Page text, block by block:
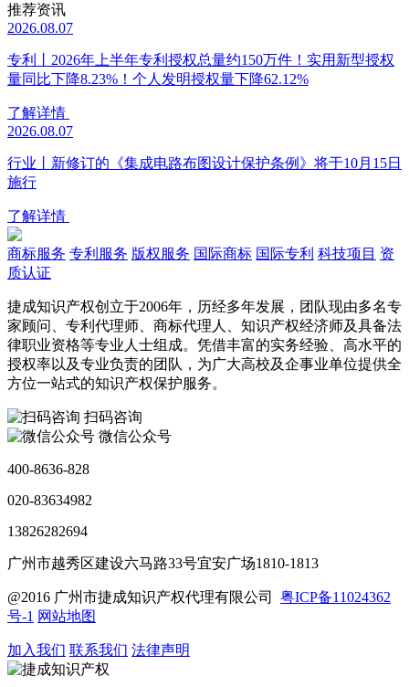
推荐资讯
2026.08.07
专利丨2026年上半年专利授权总量约150万件！实用新型授权
量同比下降8.23%！个人发明授权量下降62.12%
了解详情
2026.08.07
行业丨新修订的《集成电路布图设计保护条例》将于10月15日
施行
了解详情
商标服务 专利服务 版权服务 国际商标 国际专利 科技项目 资
质认证
捷成知识产权创立于2006年，历经多年发展，团队现由多名专
家顾问、专利代理师、商标代理人、知识产权经济师及具备法
律职业资格等专业人士组成。凭借丰富的实务经验、高水平的
授权率以及专业负责的团队，为广大高校及企事业单位提供全
方位一站式的知识产权保护服务。
扫码咨询
微信公众号
400-8636-828
020-83634982
13826282694
广州市越秀区建设六马路33号宜安广场1810-1813
@2016 广州市捷成知识产权代理有限公司 粤ICP备11024362
号-1 网站地图
加入我们 联系我们 法律声明